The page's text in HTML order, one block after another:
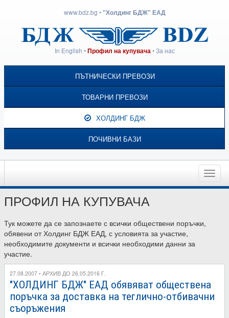
www.bdz.bg •"Холдинг БДЖ" ЕАД
In English •Профил на купувача •За нас
ПЪТНИЧЕСКИ ПРЕВОЗИ
ТОВАРНИ ПРЕВОЗИ
ХОЛДИНГ БДЖ
ПОЧИВНИ БАЗИ
Toggle
ПРОФИЛ НА КУПУВАЧА
Тук можете да се запознаете с всички обществени поръчки,
обявени от Холдинг БДЖ ЕАД, с условията за участие,
необходимите документи и всички необходими данни за
участие.
27.08.2007 • АРХИВ ДО 26.05.2016 Г.
"ХОЛДИНГ БДЖ" ЕАД обявяват обществена
поръчка за доставка на теглично-отбивачни
съоръжения